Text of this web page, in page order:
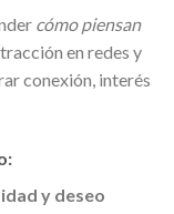
cómo piensan
en redes y
conexión, interés
y deseo